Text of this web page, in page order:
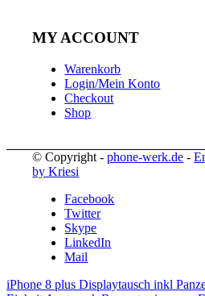
MY ACCOUNT
Warenkorb
Login/Mein Konto
Checkout
Shop
© Copyright -phone-werk.de -
by Kriesi
Facebook
Twitter
Skype
LinkedIn
Mail
iPhone 8 plus Displaytausch inkl